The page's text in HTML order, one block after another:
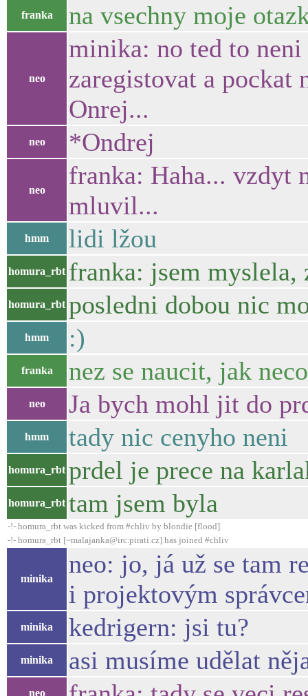
franka na vsechny moje
neo
minika: no ted to neni
zaregistovat a pockat
Onrej...
neo *Ondrej
neo
franka: Haha... vzdyt
mluvil...
hmm lidi lžou
homura_rbt franka: jsem myslela,
homura_rbt posledni dobou nic
hmm :)
franka nez se naucit, jak
neo Ja bych mohl jit do
hmm tady nic cenyho neni
homura_rbt prdel je prece na
homura_rbt tam jsem byla
-!- homura_rbt was kicked from #chliv by blondie [flood]
-!- homura_rbt [~malajanka@irc.pirati.cz] has joined #chliv
minika
neo: jo, já už se tam
i projektovým
minika kedrigern: jsi tu?
minika asi musíme udělat
neo